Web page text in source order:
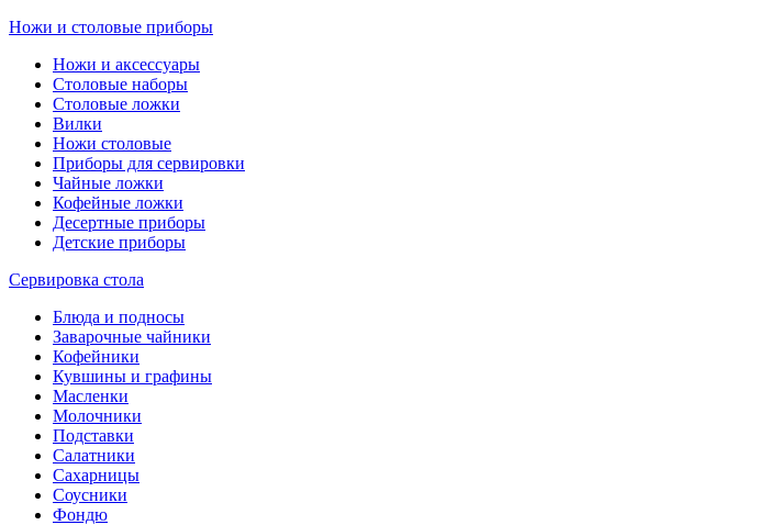
Ножи и столовые приборы
Ножи и аксессуары
Столовые наборы
Столовые ложки
Вилки
Ножи столовые
Приборы для сервировки
Чайные ложки
Кофейные ложки
Десертные приборы
Детские приборы
Сервировка стола
Блюда и подносы
Заварочные чайники
Кофейники
Кувшины и графины
Масленки
Молочники
Подставки
Салатники
Сахарницы
Соусники
Фондю